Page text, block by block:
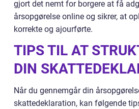
gjort det nemt for borgere at få
årsopgørelse online og sikrer, at
korrekte og ajourførte.
TIPS TIL AT
DIN
Når du gennemgår din
skattedeklaration, kan følgende